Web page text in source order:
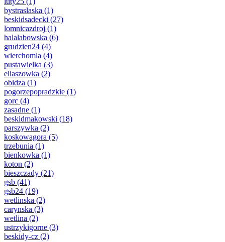
bystraslaska (1)
beskidsadecki (27)
lomnicazdroj (1)
halalabowska (6)
grudzien24 (4)
wierchomla (4)
pustawielka (3)
eliaszowka (2)
obidza (1)
pogorzepopradzkie (1)
gorc (4)
zasadne (1)
beskidmakowski (18)
parszywka (2)
koskowagora (5)
trzebunia (1)
bienkowka (1)
koton (2)
bieszczady (21)
gsb (41)
gsb24 (19)
wetlinska (2)
carynska (3)
wetlina (2)
ustrzykigorne (3)
beskidy-cz (2)